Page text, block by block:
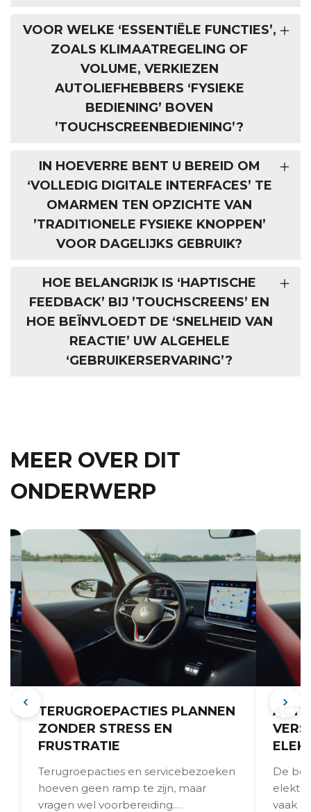
VOOR WELKE ‘ESSENTIËLE FUNCTIES’,
ZOALS KLIMAATREGELING OF
VOLUME, VERKIEZEN
AUTOLIEFHEBBERS ‘FYSIEKE
BEDIENING’ BOVEN
’TOUCHSCREENBEDIENING’?
IN HOEVERRE BENT U BEREID OM
‘VOLLEDIG DIGITALE INTERFACES’ TE
OMARMEN TEN OPZICHTE VAN
’TRADITIONELE FYSIEKE KNOPPEN’
VOOR DAGELIJKS GEBRUIK?
HOE BELANGRIJK IS ‘HAPTISCHE
FEEDBACK’ BIJ ’TOUCHSCREENS’ EN
HOE BEÏNVLOEDT DE ‘SNELHEID VAN
REACTIE’ UW ALGEHELE
‘GEBRUIKERSERVARING’?
MEER OVER DIT
ONDERWERP
TERUGROEPACTIES PLANNEN
ZONDER STRESS EN
FRUSTRATIE
Terugroepacties en servicebezoeken
hoeven geen ramp te zijn, maar
vragen wel voorbereiding.
De
vaak